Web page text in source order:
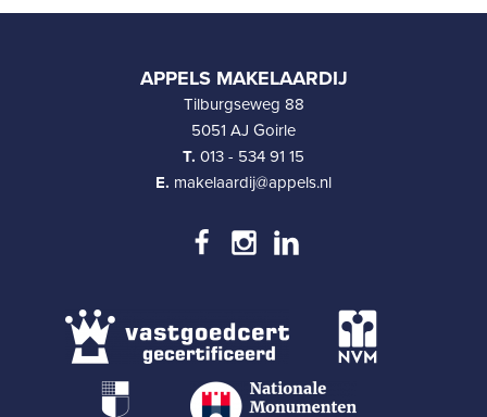
APPELS MAKELAARDIJ
Tilburgseweg 88
5051 AJ Goirle
T. 013 - 534 91 15
E. makelaardij@appels.nl